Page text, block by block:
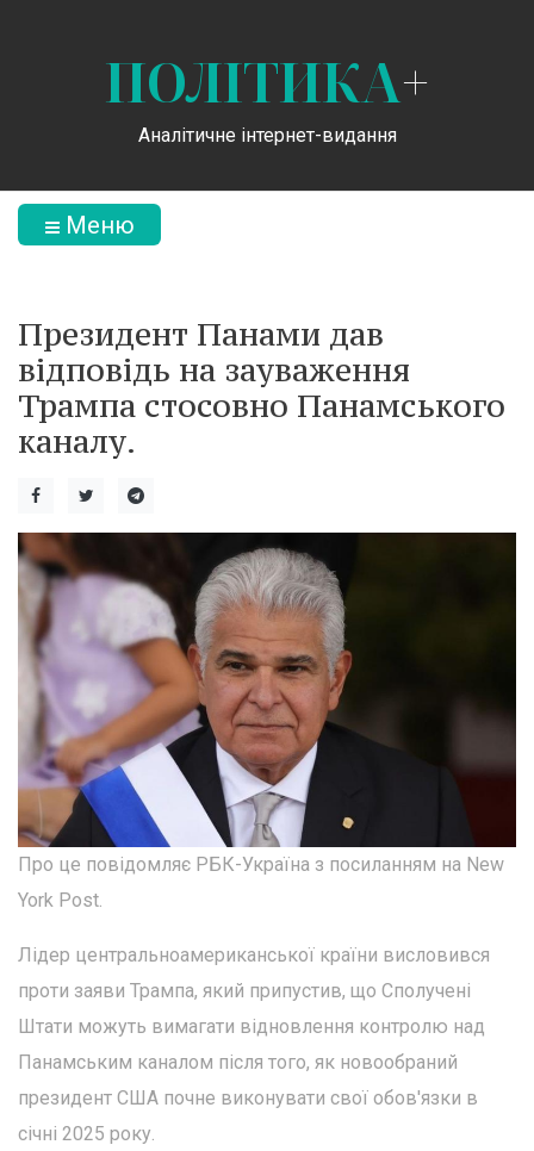
ПОЛІТИКА+
Аналітичне інтернет-видання
Меню
Президент Панами дав
відповідь на зауваження
Трампа стосовно Панамського
каналу.
Про це повідомляє РБК-Україна з посиланням на New
York Post.
Лідер центральноамериканської країни висловився
проти заяви Трампа, який припустив, що Сполучені
Штати можуть вимагати відновлення контролю над
Панамським каналом після того, як новообраний
президент США почне виконувати свої обов'язки в
січні 2025 року.